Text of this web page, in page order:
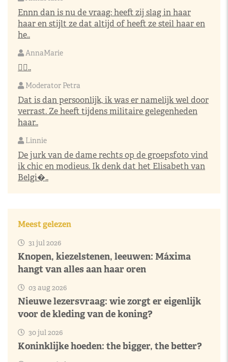
Ennn dan is nu de vraag: heeft zij slag in haar
haar en stijlt ze dat altijd of heeft ze steil haar en
he..
AnnaMarie
👌🏼..
Moderator Petra
Dat is dan persoonlijk, ik was er namelijk wel door
verrast. Ze heeft tijdens militaire gelegenheden
haar..
Linnie
De jurk van de dame rechts op de groepsfoto vind
ik chic en modieus. Ik denk dat het Elisabeth van
Belgi�..
Meest gelezen
31 jul 2026
Knopen, kiezelstenen, leeuwen: Máxima
hangt van alles aan haar oren
03 aug 2026
Nieuwe lezersvraag: wie zorgt er eigenlijk
voor de kleding van de koning?
30 jul 2026
Koninklijke hoeden: the bigger, the better?